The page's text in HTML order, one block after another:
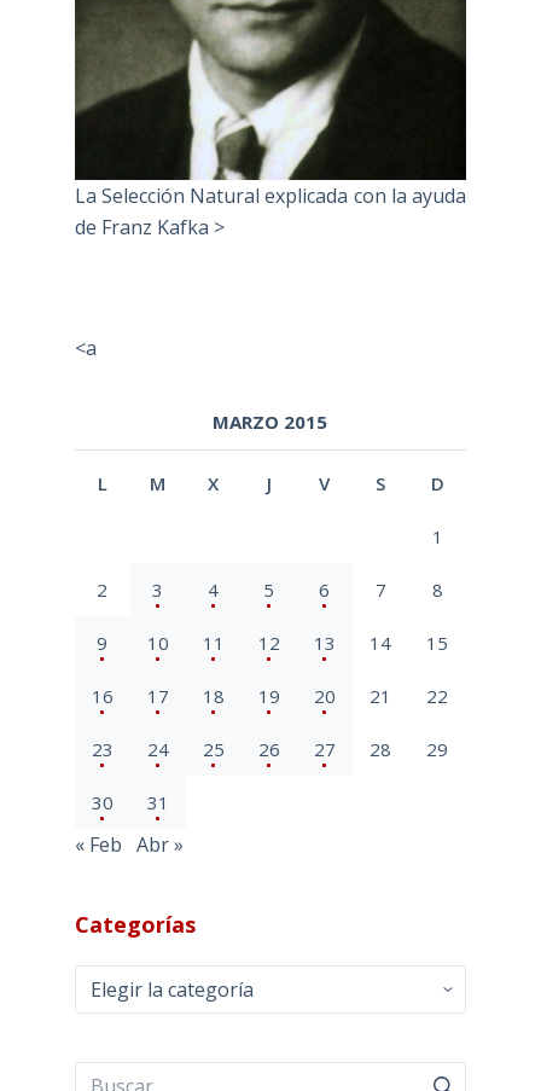
La Selección Natural explicada con la ayuda
de Franz Kafka >
<a
MARZO 2015
L M X J V S D
1
2 3 4 5 6 7 8
9 10 11 12 13 14 15
16 17 18 19 20 21 22
23 24 25 26 27 28 29
30 31
« Feb Abr »
Categorías
Categorías